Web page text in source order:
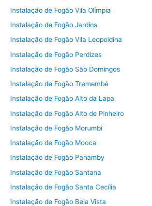
Instalação de Fogão Vila Olímpia
Instalação de Fogão Jardins
Instalação de Fogão Vila Leopoldina
Instalação de Fogão Perdizes
Instalação de Fogão São Domingos
Instalação de Fogão Tremembé
Instalação de Fogão Alto da Lapa
Instalação de Fogão Alto de Pinheiro
Instalação de Fogão Morumbi
Instalação de Fogão Mooca
Instalação de Fogão Panamby
Instalação de Fogão Santana
Instalação de Fogão Santa Cecília
Instalação de Fogão Bela Vista